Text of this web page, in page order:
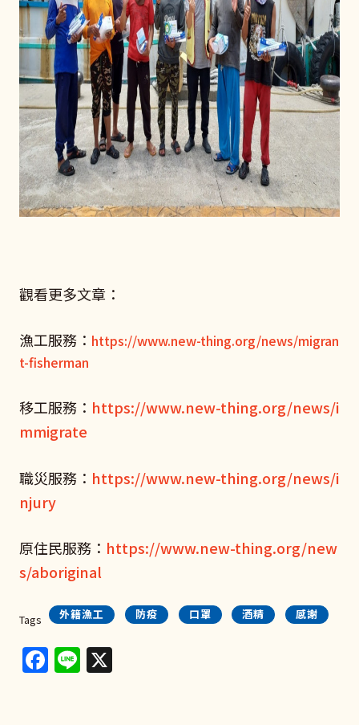
觀看更多文章：
漁工服務： https://www.new-thing.org/news/migran
t-fisherman
移工服務： https://www.new-thing.org/news/i
mmigrate
職災服務： https://www.new-thing.org/news/i
njury
原住民服務： https://www.new-thing.org/new
s/aboriginal
Tags 外籍漁工 防疫 口罩 酒精 感謝
Facebook
Line